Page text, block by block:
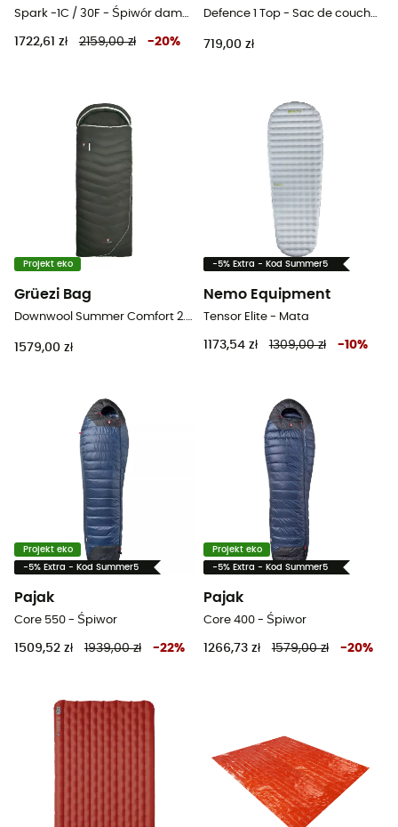
Spark -1C / 30F - Śpiwór damski
1722,61 zł 2159,00 zł -20%
Defence 1 Top - Sac de couchage
719,00 zł
Projekt eko
Grüezi Bag
Downwool Summer Comfort 2.0 - Śpiwor
1579,00 zł
-5% Extra - Kod Summer5
Nemo Equipment
Tensor Elite - Mata
1173,54 zł 1309,00 zł -10%
Projekt eko
-5% Extra - Kod Summer5
Pajak
Core 550 - Śpiwor
1509,52 zł 1939,00 zł -22%
Projekt eko
-5% Extra - Kod Summer5
Pajak
Core 400 - Śpiwor
1266,73 zł 1579,00 zł -20%